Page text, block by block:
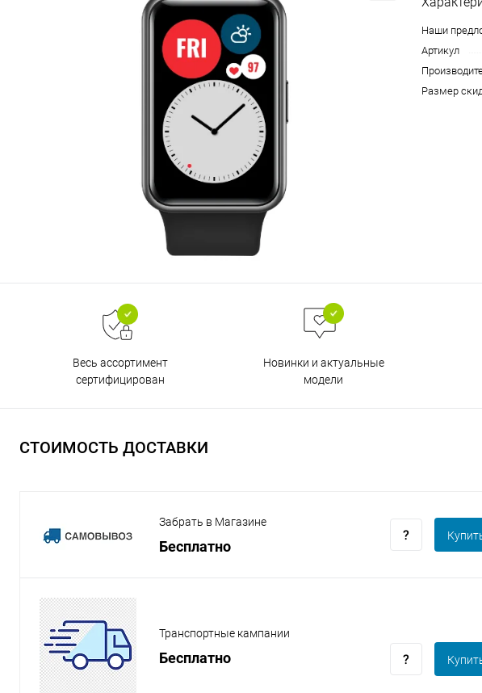
Наши
Артикул
Размер
Весь ассортимент
сертифицирован
Новинки и актуальные
модели
СТОИМОСТЬ ДОСТАВКИ
Забрать в Магазине
Бесплатно
Транспортные кампании
Бесплатно
Разбейте
на части
Добавляйте
% картой